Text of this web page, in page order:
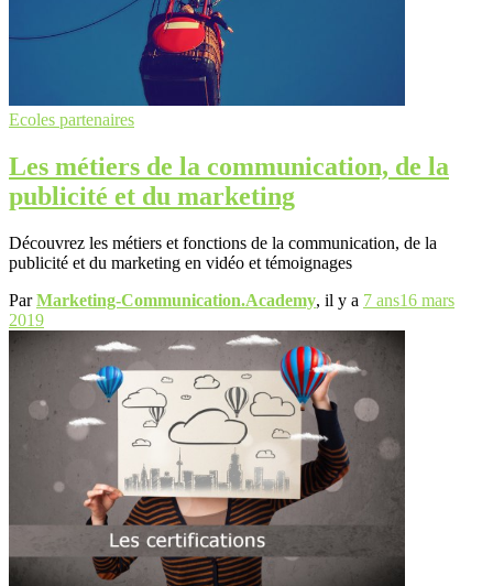
Ecoles partenaires
Les métiers de la communication, de la
publicité et du marketing
Découvrez les métiers et fonctions de la communication, de la
publicité et du marketing en vidéo et témoignages
ParMarketing-Communication.Academy, il y a 7 ans16 mars
2019